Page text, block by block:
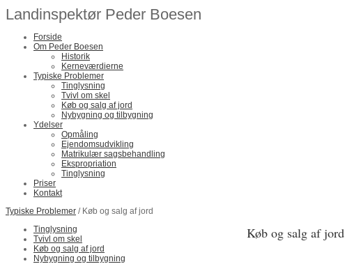
Landinspektør Peder Boesen
Forside
Om Peder Boesen
Historik
Kerneværdierne
Typiske Problemer
Tinglysning
Tvivl om skel
Køb og salg af jord
Nybygning og tilbygning
Ydelser
Opmåling
Ejendomsudvikling
Matrikulær sagsbehandling
Ekspropriation
Tinglysning
Priser
Kontakt
Typiske Problemer / Køb og salg af jord
Tinglysning
Tvivl om skel
Køb og salg af jord
Nybygning og tilbygning
Køb og salg af jord